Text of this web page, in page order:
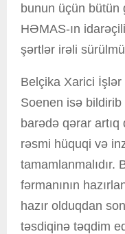
bunun üçün bütün
HƏMAS-ın
şərtlər irəli
Belçika Xarici
Soenen isə bildirib
barədə qərar artıq
rəsmi hüquqi və
tamamlanmalıdır.
fərmanının
hazır olduqdan
təsdiqinə təqdim